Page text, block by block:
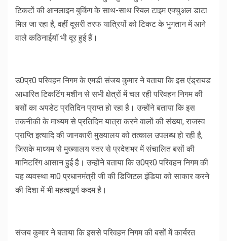
टिकटों की आनलाइन बुकिंग के साथ-साथ रियल टाइम एक्चुअल डाटा
मिल जा रहा है, वहीं दूसरी तरफ यात्रियों को टिकट के भुगतान में आने
वाले कठिनाईयॉ भी दूर हुई हैं।
उ0प्र0 परिवहन निगम के एमडी संजय कुमार ने बताया कि इस एंड्रायड
आधारित टिकटिंग मशीन से सभी क्षेत्रों में चल रही परिवहन निगम की
बसों का अपडेट प्रतिदिन प्राप्त हो रहा है। उन्होंने बताया कि इस
तकनीकी के माध्यम से प्रतिदिन यात्रा करने वालों की संख्या, राजस्व
प्राप्ति इत्यादि की जानकारी मुख्यालय को तत्काल उपलब्ध हो रही है,
जिसके माध्यम से मुख्यालय स्तर से प्रदेशभर में संचालित बसों की
मानिटरिंग आसान हुई है। उन्होंने बताया कि उ0प्र0 परिवहन निगम की
यह व्यवस्था मा0 प्रधानमंत्री जी की डिजिटल इंडिया को साकार करने
की दिशा में भी महत्वपूर्ण कदम है।
संजय कुमार ने बताया कि इससे परिवहन निगम की बसों में कार्यरत